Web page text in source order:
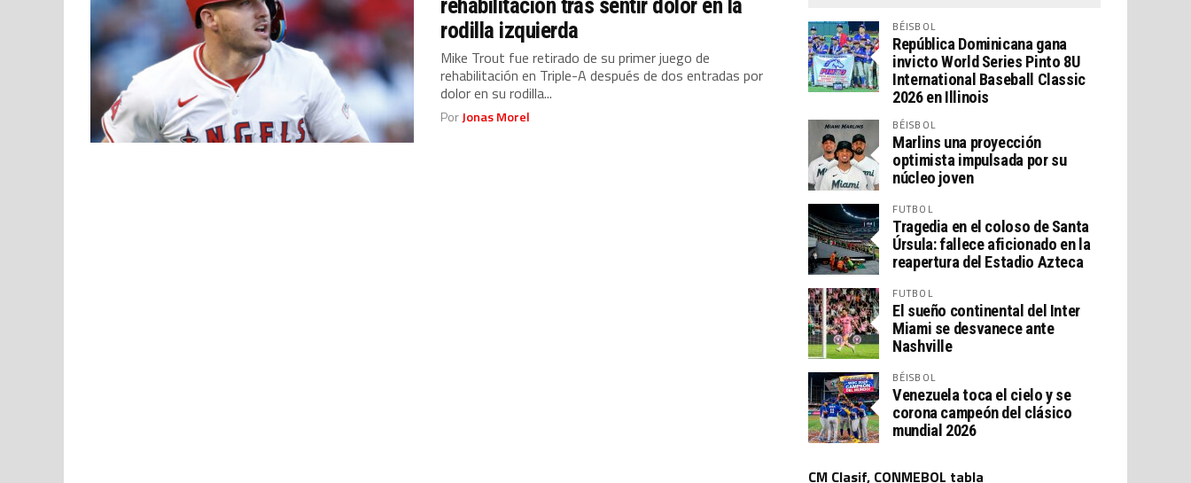
rehabilitación tras sentir dolor en la
rodilla izquierda
Mike Trout fue retirado de su primer juego de
rehabilitación en Triple-A después de dos entradas por
dolor en su rodilla...
PorJonas Morel
BÉISBOL
República Dominicana gana
invicto World Series Pinto 8U
International Baseball Classic
2026 en Illinois
BÉISBOL
Marlins una proyección
optimista impulsada por su
núcleo joven
FUTBOL
Tragedia en el coloso de Santa
Úrsula: fallece aficionado en la
reapertura del Estadio Azteca
FUTBOL
El sueño continental del Inter
Miami se desvanece ante
Nashville
BÉISBOL
Venezuela toca el cielo y se
corona campeón del clásico
mundial 2026
CM Clasif, CONMEBOL tabla